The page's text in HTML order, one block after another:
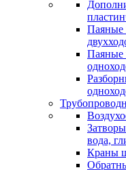
Паяные
Паяные
вода,
Краны